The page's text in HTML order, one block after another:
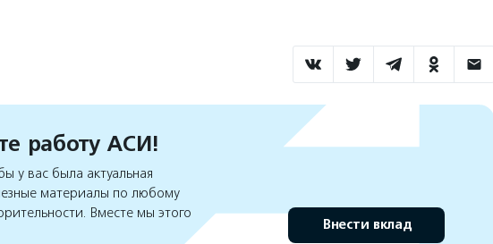
работу АСИ!
у вас была актуальная
материалы по любому
Вместе мы этого
Внести вклад